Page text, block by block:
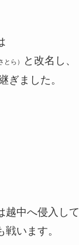
とら） と改名し、
ぎました。
越中へ侵入して
います。